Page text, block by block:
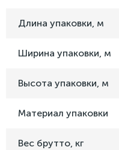
Длина упаковки, м
Ширина упаковки, м
Высота упаковки, м
Материал упаковки
Вес брутто, кг